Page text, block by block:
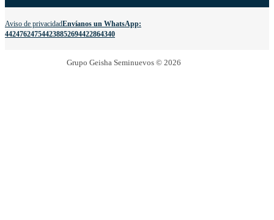
Aviso de privacidadEnvíanos un WhatsApp:
442476247544238852694422864340
Grupo Geisha Seminuevos © 2026